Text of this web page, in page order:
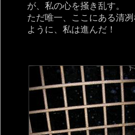
が、私の心を掻き乱す。
ただ唯一、ここにある清
ように、私は進んだ！